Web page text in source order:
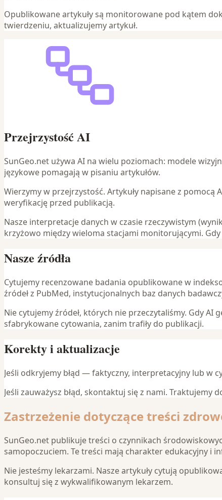
Opublikowane artykuły są monitorowane pod kątem
twierdzeniu, aktualizujemy artykuł.
Przejrzystość AI
SunGeo.net używa AI na wielu poziomach: modele
językowe pomagają w pisaniu artykułów.
Wierzymy w przejrzystość. Artykuły napisane z pomocą
weryfikację przed publikacją.
Nasze interpretacje danych w czasie rzeczywistym
krzyżowo między wieloma stacjami monitorującymi.
Nasze źródła
Cytujemy recenzowane badania opublikowane w
źródeł z PubMed, instytucjonalnych baz danych
Nie cytujemy źródeł, których nie przeczytaliśmy. Gdy
sfabrykowane cytowania, zanim trafiły do publikacji.
Korekty i aktualizacje
Jeśli odkryjemy błąd — faktyczny, interpretacyjny lub
Jeśli zauważysz błąd, skontaktuj się z nami. Traktujemy
Zastrzeżenie dotyczące treści
SunGeo.net publikuje treści o czynnikach
samopoczuciem. Te treści mają charakter edukacyjny i
Nie jesteśmy lekarzami. Nasze artykuły cytują
konsultuj się z wykwalifikowanym lekarzem.